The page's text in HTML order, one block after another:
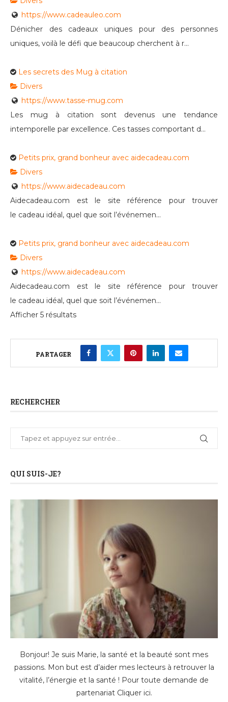
https://www.cadeauleo.com
Dénicher des cadeaux uniques pour des personnes
uniques, voilà le défi que beaucoup cherchent à r...
Les secrets des Mug à citation
Divers
https://www.tasse-mug.com
Les mug à citation sont devenus une tendance
intemporelle par excellence. Ces tasses comportant d...
Petits prix, grand bonheur avec aidecadeau.com
Divers
https://www.aidecadeau.com
Aidecadeau.com est le site référence pour trouver
le cadeau idéal, quel que soit l’événemen...
Petits prix, grand bonheur avec aidecadeau.com
Divers
https://www.aidecadeau.com
Aidecadeau.com est le site référence pour trouver
le cadeau idéal, quel que soit l’événemen...
Afficher 5 résultats
PARTAGER
RECHERCHER
QUI SUIS-JE?
Bonjour! Je suis Marie, la santé et la beauté sont mes
passions. Mon but est d’aider mes lecteurs à retrouver la
vitalité, l’énergie et la santé ! Pour toute demande de
partenariat Cliquer ici.